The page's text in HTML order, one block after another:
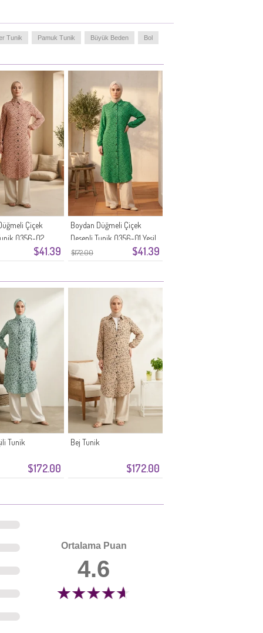
Tunik Pamuk Tunik Büyük Beden Bol
$41.39
Çiçek
0356-02
$172.00 $41.39
Boydan Düğmeli Çiçek
Desenli Tunik 0356-01 Yeşil
$172.00
Tunik
$172.00
Bej Tunik
Ortalama Puan
4.6